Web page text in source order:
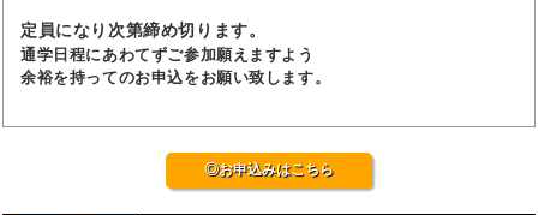
定員になり次第締め切ります。
通学日程にあわてずご参加願えますよう
余裕を持ってのお申込をお願い致します。
◎お申込みはこちら